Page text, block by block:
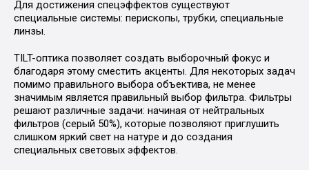
Для достижения спецэффектов существуют
специальные системы: перископы, трубки, специальные
линзы.
TILT-оптика позволяет создать выборочный фокус и
благодаря этому сместить акценты. Для некоторых задач
помимо правильного выбора объектива, не менее
значимым является правильный выбор фильтра. Фильтры
решают различные задачи: начиная от нейтральных
фильтров (серый 50%), которые позволяют приглушить
слишком яркий свет на натуре и до создания
специальных световых эффектов.